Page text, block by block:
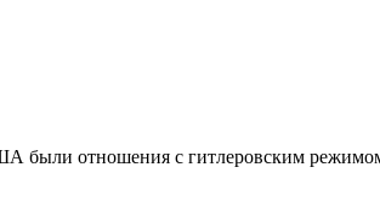
были отношения с гитлеровским